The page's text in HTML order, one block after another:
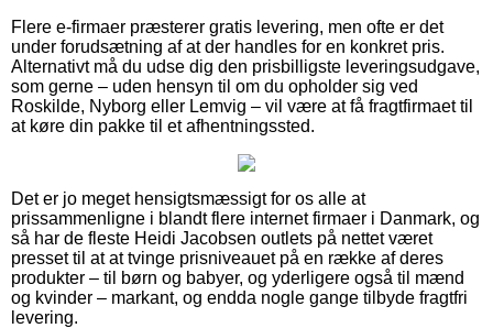
Flere e-firmaer præsterer gratis levering, men ofte er det
under forudsætning af at der handles for en konkret pris.
Alternativt må du udse dig den prisbilligste leveringsudgave,
som gerne – uden hensyn til om du opholder sig ved
Roskilde, Nyborg eller Lemvig – vil være at få fragtfirmaet til
at køre din pakke til et afhentningssted.
Det er jo meget hensigtsmæssigt for os alle at
prissammenligne i blandt flere internet firmaer i Danmark, og
så har de fleste Heidi Jacobsen outlets på nettet været
presset til at at tvinge prisniveauet på en række af deres
produkter – til børn og babyer, og yderligere også til mænd
og kvinder – markant, og endda nogle gange tilbyde fragtfri
levering.